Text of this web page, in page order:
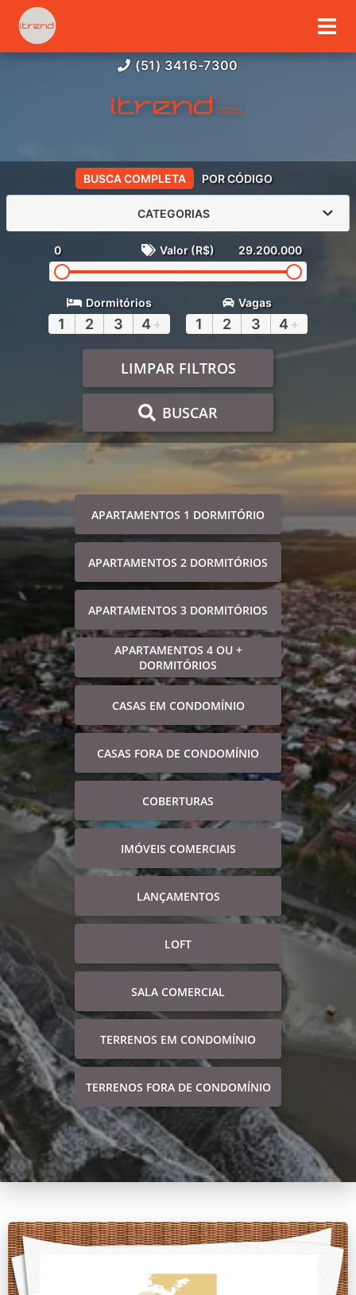
(51) 3416-7300
BUSCA COMPLETA POR CÓDIGO
CATEGORIAS
0 Valor (R$) 29.200.000
Dormitórios
1 2 3 4 +
Vagas
1 2 3 4 +
LIMPAR FILTROS
BUSCAR
APARTAMENTOS 1 DORMITÓRIO
APARTAMENTOS 2 DORMITÓRIOS
APARTAMENTOS 3 DORMITÓRIOS
APARTAMENTOS 4 OU +
DORMITÓRIOS
CASAS EM CONDOMÍNIO
CASAS FORA DE CONDOMÍNIO
COBERTURAS
IMÓVEIS COMERCIAIS
LANÇAMENTOS
LOFT
SALA COMERCIAL
TERRENOS EM CONDOMÍNIO
TERRENOS FORA DE CONDOMÍNIO